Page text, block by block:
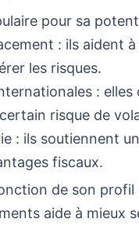
pour sa
: ils aident
les risques.
:
risque de
: ils soutiennent
fiscaux.
de son profil
aide à mieux